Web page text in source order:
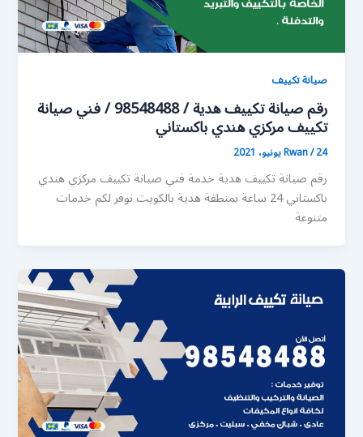
صيانة تكييف
رقم صيانة تكييف هدية / 98548488 / فني صيانة
تكييف مركزي هندي باكستاني
Rwan/24 يونيو، 2021
رقم صيانة تكييف هدية خدمة فني صيانة تكييف مركزي هندي
باكستاني 24 ساعة بمنطقة هدية بالكويت نوفر لكم خدمات
متنوعة